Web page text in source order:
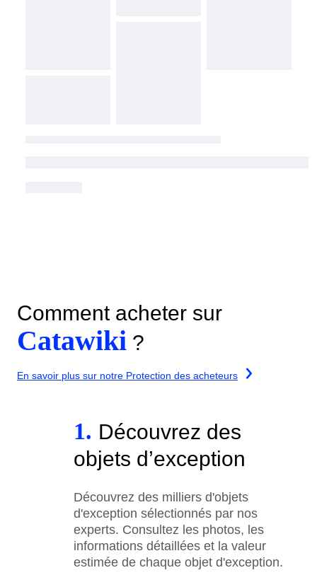
Comment acheter sur
Catawiki ?
En savoir plus sur notre Protection des acheteurs
1. Découvrez des
objets d’exception
Découvrez des milliers d'objets
d'exception sélectionnés par nos
experts. Consultez les photos, les
informations détaillées et la valeur
estimée de chaque objet d'exception.